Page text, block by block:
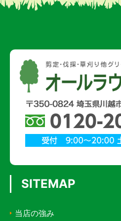
SITEMAP
当店の強み